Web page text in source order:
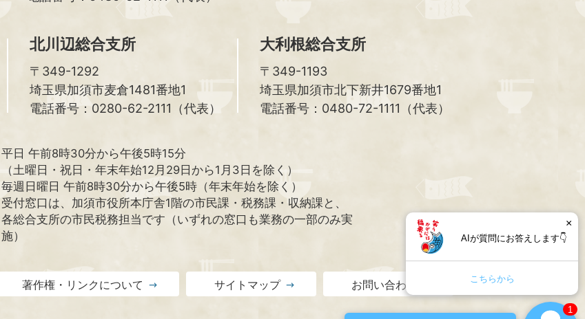
北川辺総合支所
〒349-1292
埼玉県加須市麦倉1481番地1
電話番号：0280-62-2111（代表）
大利根総合支所
〒349-1193
埼玉県加須市北下新井1679番地1
電話番号：0480-72-1111（代表）
平日 午前8時30分から午後5時15分
（土曜日・祝日・年末年始12月29日から1月3日を除く）
毎週日曜日 午前8時30分から午後5時（年末年始を除く）
受付窓口は、加須市役所本庁舎1階の市民課・税務課・収納課と、
各総合支所の市民税務担当です（いずれの窓口も業務の一部のみ実
施）
著作権・リンクについて サイトマップ お問い合わせ
AIが質問にお答えします👇
こちらから
×
1